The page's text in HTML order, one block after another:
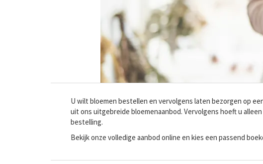
U wilt bloemen bestellen en vervolgens laten bezorgen op
uit ons uitgebreide bloemenaanbod. Vervolgens hoeft u
bestelling.
Bekijk onze volledige aanbod online en kies een passend